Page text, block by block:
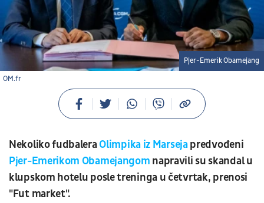
OM.fr
Pjer-Emerik Obamejang
Nekoliko fudbaleraOlimpika iz Marsejapredvođeni
Pjer-Emerikom Obamejangom napravili su skandal u
klupskom hotelu posle treninga u četvrtak, prenosi
"Fut market".